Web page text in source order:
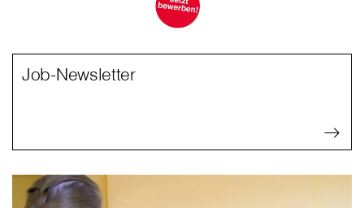
Job-Newsletter